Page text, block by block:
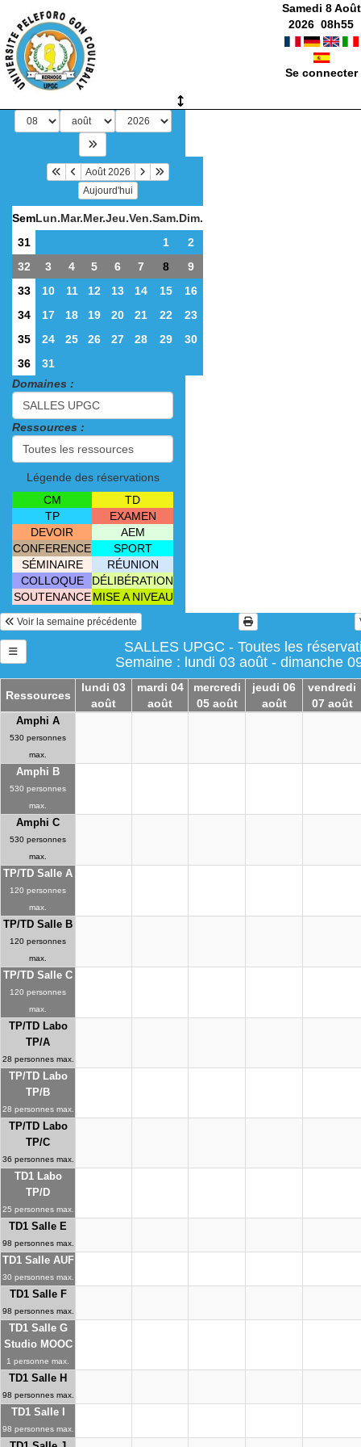
Samedi 8 Août
2026 08h55
Se connecter
Août 2026
Aujourd'hui
SemLun.Mar.Mer.Jeu.Ven.Sam.Dim.
31
1
2
32
3 4 5 6 7 8
9
33
10 11 12 13 14 15
16
34
17 18 19 20 21 22
23
35
24 25 26 27 28 29
30
36
31
Domaines :
Ressources :
Légende des réservations
CM
TD
TP
EXAMEN
DEVOIR
AEM
CONFERENCE
SPORT
SÉMINAIRE
RÉUNION
COLLOQUE
DÉLIBÉRATION
SOUTENANCE MISE A NIVEAU
Voir la semaine précédente
SALLES UPGC - Toutes les
Semaine : lundi 03 août - dimanche
Ressources
lundi 03
août
mardi 04
août
mercredi
05 août
jeudi 06
août
vendredi
07 août
Amphi A
530 personnes
max.
Amphi B
530 personnes
max.
Amphi C
530 personnes
max.
TP/TD Salle A
120 personnes
max.
TP/TD Salle B
120 personnes
max.
TP/TD Salle C
120 personnes
max.
TP/TD Labo
TP/A
28 personnes max.
TP/TD Labo
TP/B
28 personnes max.
TP/TD Labo
TP/C
36 personnes max.
TD1 Labo
TP/D
25 personnes max.
TD1 Salle E
98 personnes max.
TD1 Salle AUF
30 personnes max.
TD1 Salle F
98 personnes max.
TD1 Salle G
Studio MOOC
1 personne max.
TD1 Salle H
98 personnes max.
TD1 Salle I
98 personnes max.